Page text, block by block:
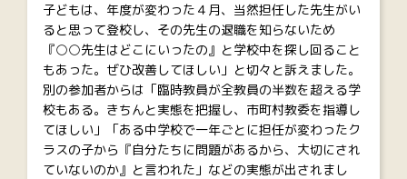
子どもは、年度が変わった４月、当然担任した先生がい
ると思って登校し、その先生の退職を知らないため
『○○先生はどこにいったの』と学校中を探し回ること
もあった。ぜひ改善してほしい」と切々と訴えました。
別の参加者からは「臨時教員が全教員の半数を超える学
校もある。きちんと実態を把握し、市町村教委を指導し
てほしい」「ある中学校で一年ごとに担任が変わったク
ラスの子から『自分たちに問題があるから、大切にされ
ていないのか』と言われた」などの実態が出されまし